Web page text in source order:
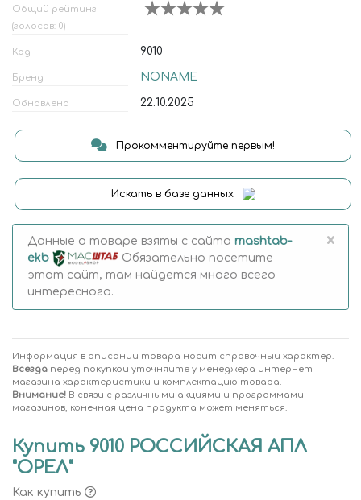
Общий рейтинг
(голосов: 0)
Код 9010
Бренд NONAME
Обновлено 22.10.2025
Прокомментируйте первым!
Искать в базе данных
Данные о товаре взяты с сайта mashtab-
ekb
Обязательно посетите
этот сайт, там найдется много всего
интересного.
×
Информация в описании товара носит справочный характер.
Всегда перед покупкой уточняйте у менеджера интернет-
магазина характеристики и комплектацию товара.
Внимание! В связи с различными акциями и программами
магазинов, конечная цена продукта может меняться.
Купить 9010 РОССИЙСКАЯ АПЛ
"ОРЕЛ"
Как купить